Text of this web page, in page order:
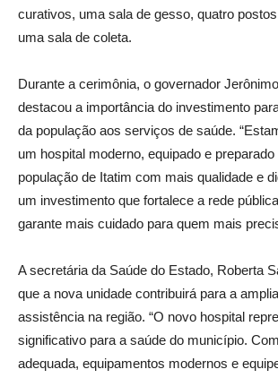
curativos, uma sala de gesso, quatro
uma sala de coleta.
Durante a cerimônia, o governador
destacou a importância do investimento
da população aos serviços de saúde.
um hospital moderno, equipado e
população de Itatim com mais qualidade e
um investimento que fortalece a rede
garante mais cuidado para quem mais
A secretária da Saúde do Estado, Roberta
que a nova unidade contribuirá para a
assistência na região. “O novo hospital
significativo para a saúde do município.
adequada, equipamentos modernos e